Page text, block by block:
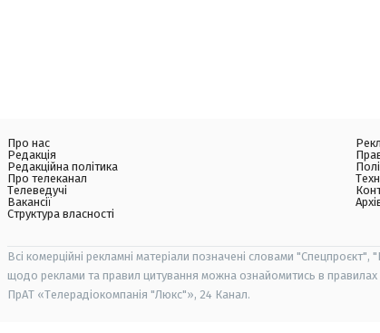
Про нас
Редакція
Редакційна політика
Про телеканал
Телеведучі
Вакансії
Структура власності
Всі комерційні рекламні матеріали позначені словами
щодо реклами та правил цитування можна ознайомитись в
ПрАТ «Телерадіокомпанія "Люкс"», 24 Канал.